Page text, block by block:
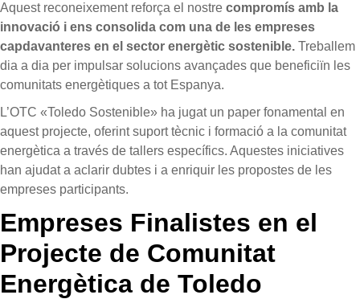
Aquest reconeixement reforça el nostre compromís amb la
innovació i ens consolida com una de les empreses
capdavanteres en el sector energètic sostenible. Treballem
dia a dia per impulsar solucions avançades que beneficiïn les
comunitats energètiques a tot Espanya.
L’OTC «Toledo Sostenible» ha jugat un paper fonamental en
aquest projecte, oferint suport tècnic i formació a la comunitat
energètica a través de tallers específics. Aquestes iniciatives
han ajudat a aclarir dubtes i a enriquir les propostes de les
empreses participants.
Empreses Finalistes en el
Projecte de Comunitat
Energètica de Toledo